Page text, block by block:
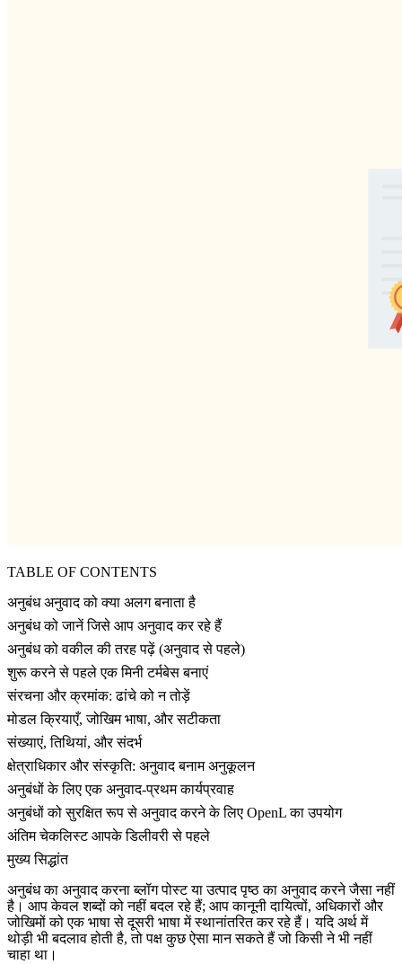
TABLE OF CONTENTS
अनुबंध अनुवाद को क्या अलग बनाता है
अनुबंध को जानें जिसे आप अनुवाद कर रहे हैं
अनुबंध को वकील की तरह पढ़ें (अनुवाद से पहले)
शुरू करने से पहले एक मिनी टर्मबेस बनाएं
संरचना और क्रमांक: ढांचे को न तोड़ें
मोडल क्रियाएँ, जोखिम भाषा, और सटीकता
संख्याएं, तिथियां, और संदर्भ
क्षेत्राधिकार और संस्कृति: अनुवाद बनाम अनुकूलन
अनुबंधों के लिए एक अनुवाद-प्रथम कार्यप्रवाह
अनुबंधों को सुरक्षित रूप से अनुवाद करने के लिए OpenL का उपयोग
अंतिम चेकलिस्ट आपके डिलीवरी से पहले
मुख्य सिद्धांत
अनुबंध का अनुवाद करना ब्लॉग पोस्ट या उत्पाद पृष्ठ का अनुवाद करने जैसा नहीं
है। आप केवल शब्दों को नहीं बदल रहे हैं; आप कानूनी दायित्वों, अधिकारों और
जोखिमों को एक भाषा से दूसरी भाषा में स्थानांतरित कर रहे हैं। यदि अर्थ में
थोड़ी भी बदलाव होती है, तो पक्ष कुछ ऐसा मान सकते हैं जो किसी ने भी नहीं
चाहा था।